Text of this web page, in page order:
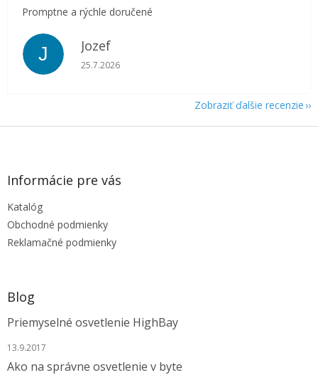
Promptne a rýchle doručené
J Jozef
Hodnotenie obchodu je 5 z 5 hviezdičiek.
25.7.2026
Zobraziť ďalšie recenzie
Z
Informácie pre vás
Katalóg
Obchodné podmienky
Reklamačné podmienky
Blog
Priemyselné osvetlenie HighBay
13.9.2017
Ako na správne osvetlenie v byte